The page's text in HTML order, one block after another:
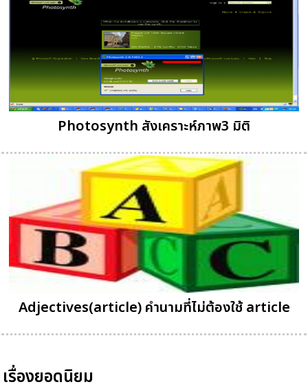
Photosynth สังเคราะห์ภาพ3 มิติ
Adjectives(article) คำนามที่ไม่ต้องใช้ article
เรื่องยอดนิยม